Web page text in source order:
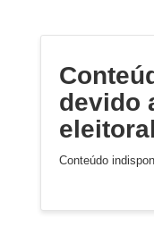
devido
eleitoral
Conteúdo